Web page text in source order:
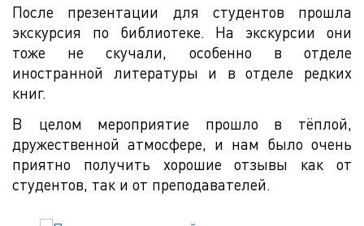
После презентации для студентов прошла
экскурсия по библиотеке. На экскурсии они
тоже не скучали, особенно в отделе
иностранной литературы и в отделе редких
книг.
В целом мероприятие прошло в тёплой,
дружественной атмосфере, и нам было очень
приятно получить хорошие отзывы как от
студентов, так и от преподавателей.